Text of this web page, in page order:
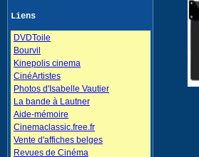
Liens
DVDToile
Bourvil
Kinepolis cinema
CinéArtistes
Photos d'Isabelle Vautier
La bande à Lautner
Aide-mémoire
Cinemaclassic.free.fr
Vente d'affiches belges
Revues de Cinéma